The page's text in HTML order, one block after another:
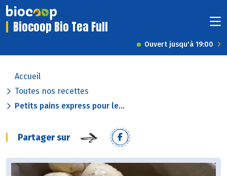
Biocoop Bio Tea Full
Ouvert jusqu'à 19:00
Accueil
Toutes nos recettes
Petits pains express pour le...
Partager sur